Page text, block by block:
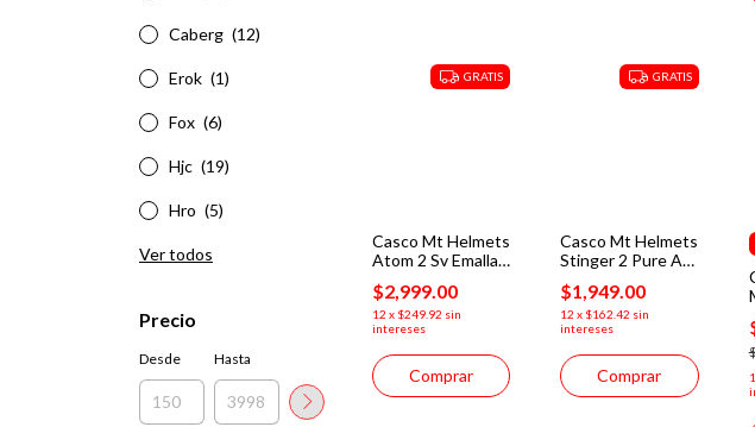
Caberg (12)
Erok (1)
Fox (6)
Hjc (19)
Hro (5)
Ver todos
Precio
Desde Hasta
GRATIS
Casco Mt Helmets
Atom 2 Sv Emalla
C7 Abatible
Certificado
$2,999.00
12 x $249.92 sin
intereses
Comprar
GRATIS
Casco Mt Helmets
Stinger 2 Pure A2
Gris Brillante
+mica Humo Moto
$1,949.00
12 x $162.42 sin
intereses
Comprar